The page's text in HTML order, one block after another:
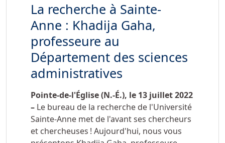
La recherche à Sainte-
Anne : Khadija Gaha,
professeure au
Département des sciences
administratives
Pointe-de-l'Église (N.-É.), le 13 juillet 2022
– Le bureau de la recherche de l'Université
Sainte-Anne met de l'avant ses chercheurs
et chercheuses ! Aujourd'hui, nous vous